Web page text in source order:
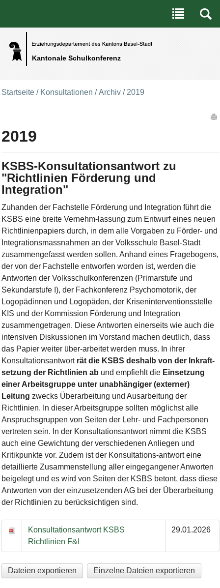
Kantonale Schulkonferenz
Benutzerspezifische Werkzeuge
Direkt zum Inhalt|Direkt zur Navigation
Startseite / Konsultationen /Archiv / 2019
2019
KSBS-Konsultationsantwort zu
"Richtlinien Förderung und
Integration"
Zuhanden der Fachstelle Förderung und Integration führt die
KSBS eine breite Vernehm-lassung zum Entwurf eines neuen
Richtlinienpapiers durch, in dem alle Vorgaben zu Förder- und
Integrationsmassnahmen an der Volksschule Basel-Stadt
zusammengefasst werden sollen. Anhand eines Fragebogens,
der von der Fachstelle entworfen worden ist, werden die
Antworten der Volksschulkonferenzen (Primarstufe und
Sekundarstufe I), der Fachkonferenz Psychomotorik, der
Logopädinnen und Logopäden, der Kriseninterventionsstelle
KIS und der Kommission Förderung und Integration
zusammengetragen. Diese Antworten einerseits wie auch die
intensiven Diskussionen im Vorstand machen deutlich, dass
das Papier weiter über-arbeitet werden muss. In ihrer
Konsultationsantwort rät die KSBS deshalb von der Inkraft-
setzung der Richtlinien ab und empfiehlt die Einsetzung
einer Arbeitsgruppe unter unabhängiger (externer)
Leitung zwecks Überarbeitung und Ausarbeitung der
Richtlinien. In dieser Arbeitsgruppe sollten möglichst alle
Anspruchsgruppen von Seiten der Lehr- und Fachpersonen
vertreten sein. In der Konsultationsantwort nimmt die KSBS
auch eine Gewichtung der verschiedenen Anliegen und
Kritikpunkte vor. Zudem ist der Konsultations-antwort eine
detaillierte Zusammenstellung aller eingegangener Anworten
beigelegt und es wird von Seiten der KSBS betont, dass diese
Antworten von der einzusetzenden AG bei der Überarbeitung
der Richtlinien zu berücksichtigen sind.
Dokumente Richtlinien F&I
Konsultationsantwort KSBS
Richtlinien F&I
29.01.2026
Dateien exportieren Einzelne Dateien exportieren